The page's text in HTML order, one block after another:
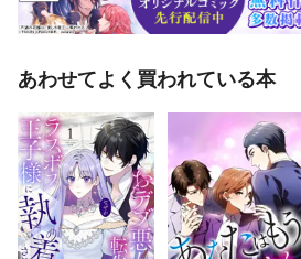
あわせてよく買われている本